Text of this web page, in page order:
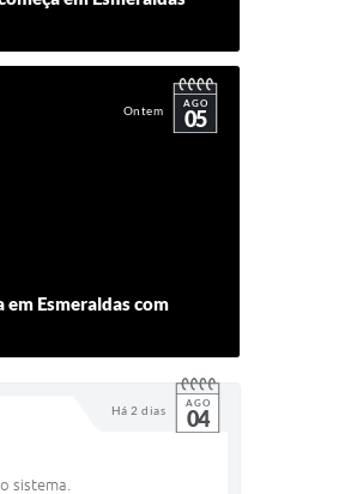
Ontem AGO
05
Esmeraldas com
Há 2 dias AGO
04
sistema.